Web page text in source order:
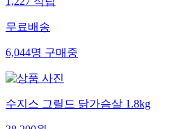
1,227적립
무료배송
6,044명구매중
수지스 그릴드 닭가슴살 1.8kg